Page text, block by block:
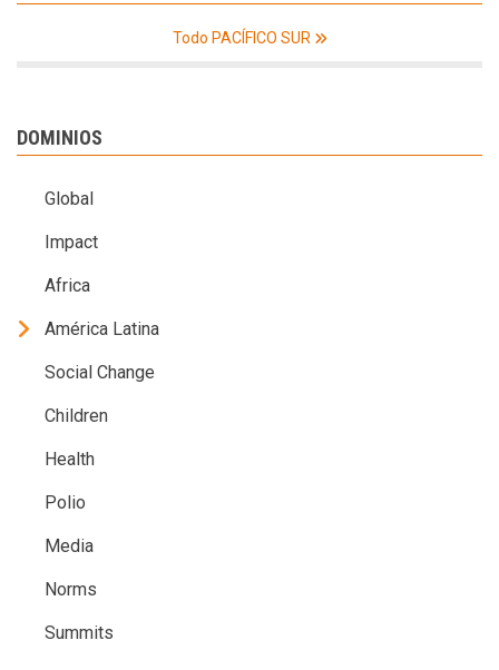
Todo PACÍFICO SUR
DOMINIOS
Global
Impact
Africa
América Latina
Social Change
Children
Health
Polio
Media
Norms
Summits